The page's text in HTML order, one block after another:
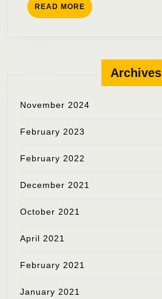
READ MORE READ
MORE
Archives
November 2024
February 2023
February 2022
December 2021
October 2021
April 2021
February 2021
January 2021